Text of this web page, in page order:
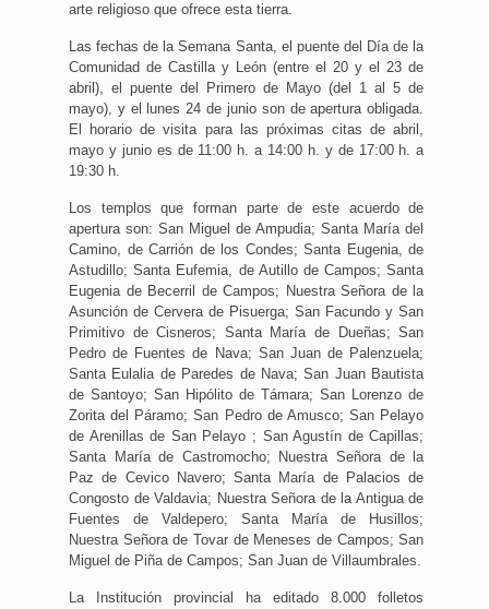
arte religioso que ofrece esta tierra.
Las fechas de la Semana Santa, el puente del Día de la
Comunidad de Castilla y León (entre el 20 y el 23 de
abril), el puente del Primero de Mayo (del 1 al 5 de
mayo), y el lunes 24 de junio son de apertura obligada.
El horario de visita para las próximas citas de abril,
mayo y junio es de 11:00 h. a 14:00 h. y de 17:00 h. a
19:30 h.
Los templos que forman parte de este acuerdo de
apertura son: San Miguel de Ampudia; Santa María del
Camino, de Carrión de los Condes; Santa Eugenia, de
Astudillo; Santa Eufemia, de Autillo de Campos; Santa
Eugenia de Becerril de Campos; Nuestra Señora de la
Asunción de Cervera de Pisuerga; San Facundo y San
Primitivo de Cisneros; Santa María de Dueñas; San
Pedro de Fuentes de Nava; San Juan de Palenzuela;
Santa Eulalia de Paredes de Nava; San Juan Bautista
de Santoyo; San Hipólito de Támara; San Lorenzo de
Zorita del Páramo; San Pedro de Amusco; San Pelayo
de Arenillas de San Pelayo ; San Agustín de Capillas;
Santa María de Castromocho; Nuestra Señora de la
Paz de Cevico Navero; Santa María de Palacios de
Congosto de Valdavia; Nuestra Señora de la Antigua de
Fuentes de Valdepero; Santa María de Husillos;
Nuestra Señora de Tovar de Meneses de Campos; San
Miguel de Piña de Campos; San Juan de Villaumbrales.
La Institución provincial ha editado 8.000 folletos